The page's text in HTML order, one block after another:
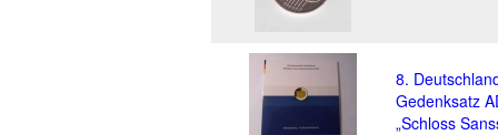
8.
Gedenksatz
„Schloss